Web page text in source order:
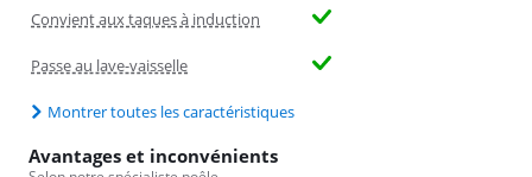
Convient aux taques à induction
Passe au lave-vaisselle
Montrer toutes les caractéristiques
Avantages et inconvénients